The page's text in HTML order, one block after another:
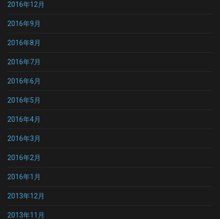
2016年12月
2016年9月
2016年8月
2016年7月
2016年6月
2016年5月
2016年4月
2016年3月
2016年2月
2016年1月
2013年12月
2013年11月